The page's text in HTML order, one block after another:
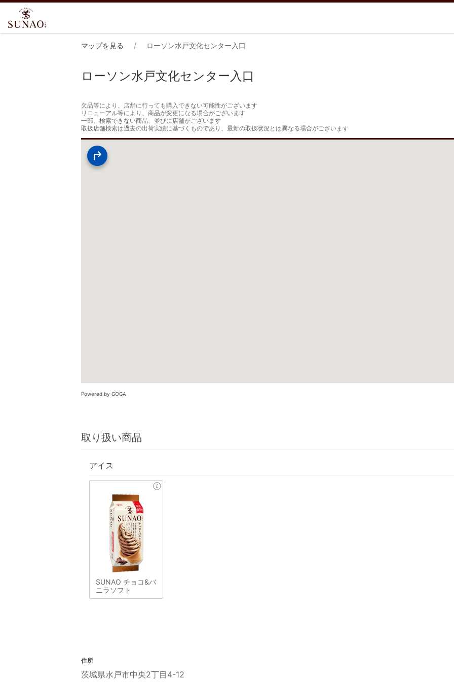
マップを見る ローソン水戸文化センター入口
ローソン水戸文化センター入口
欠品等により、店舗に行っても購入できない可能性がございます
リニューアル等により、商品が変更になる場合がございます
一部、検索できない商品、並びに店舗がございます
取扱店舗検索は過去の出荷実績に基づくものであり、最新の取扱状況とは異なる場合がございます
Powered by GOGA
取り扱い商品
アイス
SUNAO チョコ&バ
ニラソフト
住所
茨城県水戸市中央2丁目4-12